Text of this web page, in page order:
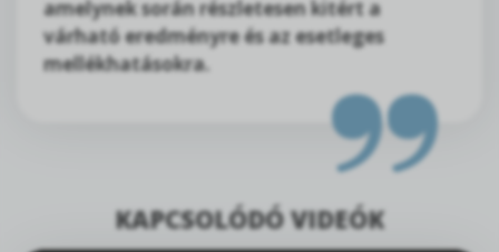
amelynek során részletesen kitért a
várható eredményre és az esetleges
mellékhatásokra.
KAPCSOLÓDÓ VIDEÓK